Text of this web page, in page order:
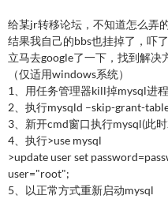
给某jr转移论坛，不知道怎么弄
结果我自己的bbs也挂掉了，吓
立马去google了一下，找到解决
（仅适用windows系统）
1、用任务管理器kill掉mysql进程
2、执行mysqld –skip-grant-
3、新开cmd窗口执行mysql(此
4、执行>use mysql
>update user set
user="root";
5、以正常方式重新启动mysql